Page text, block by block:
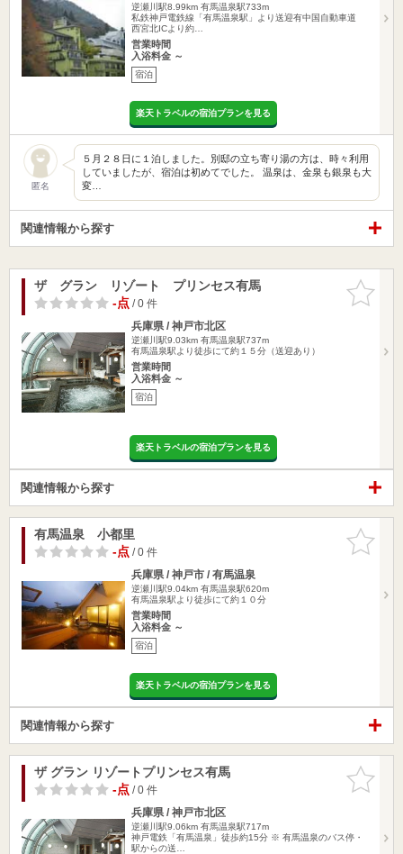
逆瀬川駅8.99km 有馬温泉駅733m
私鉄神戸電鉄線「有馬温泉駅」より送迎有中国自動車道
西宮北ICより約…
営業時間
入浴料金 ～
宿泊
楽天トラベルの宿泊プランを見る
匿名
５月２８日に１泊しました。別邸の立ち寄り湯の方は、時々利用
していましたが、宿泊は初めてでした。 温泉は、金泉も銀泉も大
変…
関連情報から探す
お気に入
りに追加
ザ グラン リゾート プリンセス有馬
-点/ 0 件
兵庫県 / 神戸市北区
逆瀬川駅9.03km 有馬温泉駅737m
有馬温泉駅より徒歩にて約１５分（送迎あり）
営業時間
入浴料金 ～
宿泊
楽天トラベルの宿泊プランを見る
関連情報から探す
お気に入
りに追加
有馬温泉 小都里
-点/ 0 件
兵庫県 / 神戸市 / 有馬温泉
逆瀬川駅9.04km 有馬温泉駅620m
有馬温泉駅より徒歩にて約１０分
営業時間
入浴料金 ～
宿泊
楽天トラベルの宿泊プランを見る
関連情報から探す
お気に入
りに追加
ザ グラン リゾートプリンセス有馬
-点/ 0 件
兵庫県 / 神戸市北区
逆瀬川駅9.06km 有馬温泉駅717m
神戸電鉄「有馬温泉」徒歩約15分 ※ 有馬温泉のバス停・
駅からの送…